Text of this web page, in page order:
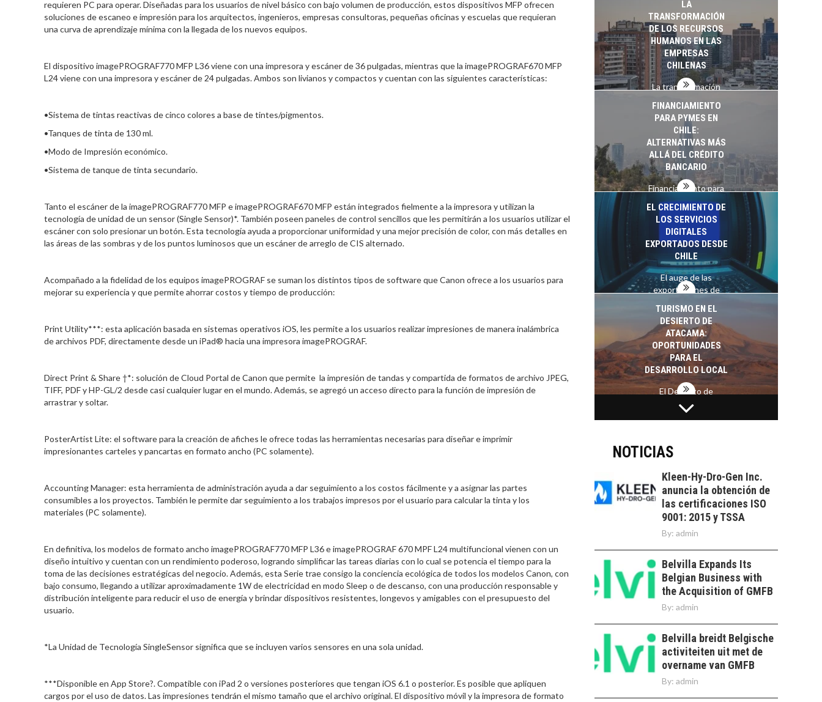
requieren PC para operar. Diseñadas para los usuarios de nivel básico con bajo volumen de producción, estos dispositivos MFP ofrecen
soluciones de escaneo e impresión para los arquitectos, ingenieros, empresas consultoras, pequeñas oficinas y escuelas que requieran
una curva de aprendizaje mínima con la llegada de los nuevos equipos.
El dispositivo imagePROGRAF770 MFP L36 viene con una impresora y escáner de 36 pulgadas, mientras que la imagePROGRAF670 MFP
L24 viene con una impresora y escáner de 24 pulgadas. Ambos son livianos y compactos y cuentan con las siguientes características:
•Sistema de tintas reactivas de cinco colores a base de tintes/pigmentos.
•Tanques de tinta de 130 ml.
•Modo de Impresión económico.
•Sistema de tanque de tinta secundario.
Tanto el escáner de la imagePROGRAF770 MFP e imagePROGRAF670 MFP están integrados fielmente a la impresora y utilizan la
tecnología de unidad de un sensor (Single Sensor)*. También poseen paneles de control sencillos que les permitirán a los usuarios utilizar el
escáner con solo presionar un botón. Esta tecnología ayuda a proporcionar uniformidad y una mejor precisión de color, con más detalles en
las áreas de las sombras y de los puntos luminosos que un escáner de arreglo de CIS alternado.
Acompañado a la fidelidad de los equipos imagePROGRAF se suman los distintos tipos de software que Canon ofrece a los usuarios para
mejorar su experiencia y que permite ahorrar costos y tiempo de producción:
Print Utility***: esta aplicación basada en sistemas operativos iOS, les permite a los usuarios realizar impresiones de manera inalámbrica
de archivos PDF, directamente desde un iPad® hacia una impresora imagePROGRAF.
Direct Print & Share †*: solución de Cloud Portal de Canon que permite la impresión de tandas y compartida de formatos de archivo JPEG,
TIFF, PDF y HP-GL/2 desde casi cualquier lugar en el mundo. Además, se agregó un acceso directo para la función de impresión de
arrastrar y soltar.
PosterArtist Lite: el software para la creación de afiches le ofrece todas las herramientas necesarias para diseñar e imprimir
impresionantes carteles y pancartas en formato ancho (PC solamente).
Accounting Manager: esta herramienta de administración ayuda a dar seguimiento a los costos fácilmente y a asignar las partes
consumibles a los proyectos. También le permite dar seguimiento a los trabajos impresos por el usuario para calcular la tinta y los
materiales (PC solamente).
En definitiva, los modelos de formato ancho imagePROGRAF770 MFP L36 e imagePROGRAF 670 MPF L24 multifuncional vienen con un
diseño intuitivo y cuentan con un rendimiento poderoso, logrando simplificar las tareas diarias con lo cual se potencia el tiempo para la
toma de las decisiones estratégicas del negocio. Además, esta Serie trae consigo la conciencia ecológica de todos los modelos Canon, con
bajo consumo, llegando a utilizar aproximadamente 1W de electricidad en modo Sleep o de descanso, con una producción responsable y
distribución inteligente para reducir el uso de energía y brindar dispositivos resistentes, longevos y amigables con el presupuesto del
usuario.
*La Unidad de Tecnología SingleSensor significa que se incluyen varios sensores en una sola unidad.
***Disponible en App Store?. Compatible con iPad 2 o versiones posteriores que tengan iOS 6.1 o posterior. Es posible que apliquen
cargos por el uso de datos. Las impresiones tendrán el mismo tamaño que el archivo original. El dispositivo móvil y la impresora de formato
startups…
LA
TRANSFORMACIÓN
DE LOS RECURSOS
HUMANOS EN LAS
EMPRESAS
CHILENAS
La transformación
recursos humanos en
las empresas…
FINANCIAMIENTO
PARA PYMES EN
CHILE:
ALTERNATIVAS MÁS
ALLÁ DEL CRÉDITO
BANCARIO
Financiamiento para
pymes en Chile:
alternativas que
trascienden el
crédito…
EL CRECIMIENTO DE
LOS SERVICIOS
DIGITALES
EXPORTADOS DESDE
CHILE
El auge de las
exportaciones de
Chile:…
TURISMO EN EL
DESIERTO DE
ATACAMA:
OPORTUNIDADES
PARA EL
DESARROLLO LOCAL
El Desierto de
Atacama: Motor
Estratégico para el
LA INDUSTRIA
MINERA CHILENA
SOSTENIBILIDAD
Minería chilena: un
pilar estratégico ante
el reto ineludible de…
CAPITAL DE RIESGO
EN CHILE:
OPORTUNIDADES
PARA STARTUPS Y
NUEVOS NEGOCIOS
Capital de riesgo en
Chile: motor de
innovación para
LA
TRANSFORMACIÓN
DE LOS RECURSOS
HUMANOS EN LAS
EMPRESAS
La transformación
NOTICIAS
Kleen-Hy-Dro-Gen Inc.
anuncia la obtención de
las certificaciones ISO
9001: 2015 y TSSA
By: admin
Belvilla Expands Its
Belgian Business with
the Acquisition of GMFB
By: admin
Belvilla breidt Belgische
activiteiten uit met de
overname van GMFB
By: admin